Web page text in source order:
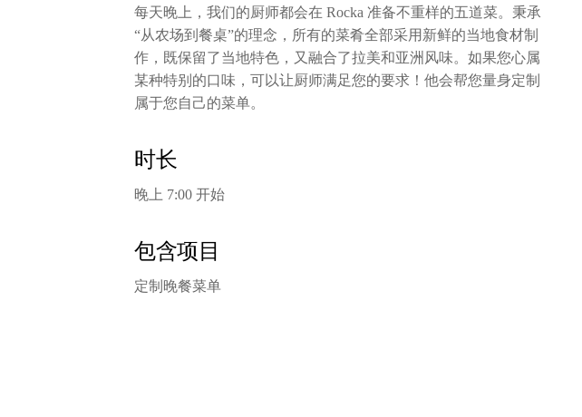
每天晚上，我们的厨师都会在 Rocka 准备不重样的五道菜。秉承
“从农场到餐桌”的理念，所有的菜肴全部采用新鲜的当地食材制
作，既保留了当地特色，又融合了拉美和亚洲风味。如果您心属
某种特别的口味，可以让厨师满足您的要求！他会帮您量身定制
属于您自己的菜单。
时长
晚上 7:00 开始
包含项目
定制晚餐菜单